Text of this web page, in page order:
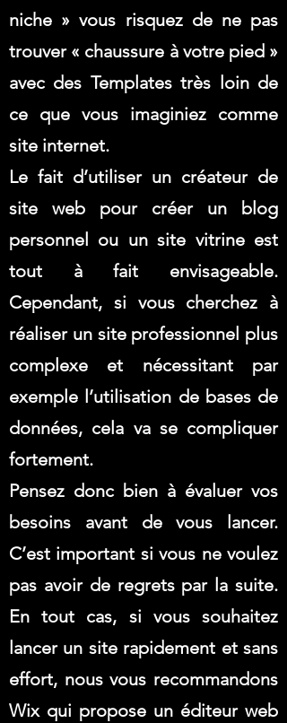
niche » vous risquez de ne pas
trouver « chaussure à votre pied »
avec des Templates très loin de
ce que vous imaginiez comme
site internet.
Le fait d’utiliser un créateur de
site web pour créer un blog
personnel ou un site vitrine est
tout à fait envisageable.
Cependant, si vous cherchez à
réaliser un site professionnel plus
complexe et nécessitant par
exemple l’utilisation de bases de
données, cela va se compliquer
fortement.
Pensez donc bien à évaluer vos
besoins avant de vous lancer.
C’est important si vous ne voulez
pas avoir de regrets par la suite.
En tout cas, si vous souhaitez
lancer un site rapidement et sans
effort, nous vous recommandons
Wix qui propose un éditeur web